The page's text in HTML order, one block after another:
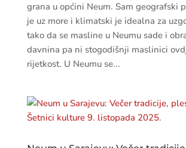
grana u općini Neum. Sam geografski
je uz more i klimatski je idealna za
tako da se masline u Neumu sade i
davnina pa ni stogodišnji maslinici
rijetkost. U Neumu se...